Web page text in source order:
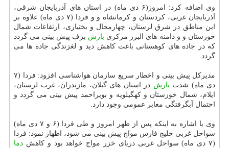
وی اضافه كرد: امروز(۶ دی ماه) در استان های آذربایجان شرقی،
آذربایجان غربی، كردستان و كرمانشاه و و فردا (۷ دی ماه) علاوه بر
این مناطق در شرق لرستان، چهارمحال و بختیاری، ارتفاعات شمال
خوزستان و و دامنه های البرز مركزی بارش برف پیش بینی می گردد
كه در جاده های كوهستانی باعث كاهش دید و لغزندگی جاده ها می
گردد.
مدیركل پیش بینی و اخطار سریع سازمان هواشناسی افزود: فردا (۷
دی ماه) شدت بارش در استان های گیلان، مازندران، غرب لرستان،
ایلام، شمال خوزستان و كهگیلویه و بویراحمد پیش بینی می گردد و
احتمال آبگرفتگی معابر عمومی وجود دارد.
وی با اشاره به اینكه پس از ظهر امروز و طی فردا (۶ و ۷ دی ماه)
سواحل غربی خلیج فارس مواج پیش بینی می شود، اظهار نمود: فردا
(۷ دی ماه) سواحل غربی دریای خزر مواج خواهد بود و كاهش
دما